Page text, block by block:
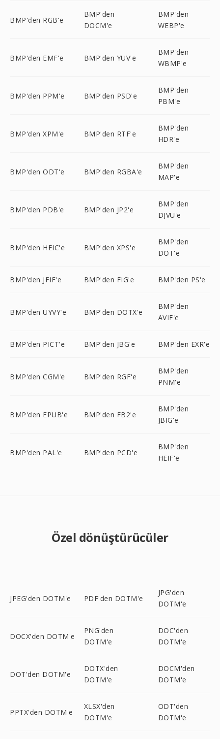
BMP'den RGB'e
BMP'den
DOCM'e
BMP'den
WEBP'e
BMP'den EMF'e BMP'den YUV'e
BMP'den
WBMP'e
BMP'den PPM'e BMP'den PSD'e
BMP'den
PBM'e
BMP'den XPM'e BMP'den RTF'e
BMP'den
HDR'e
BMP'den ODT'e BMP'den RGBA'e
BMP'den
MAP'e
BMP'den PDB'e BMP'den JP2'e
BMP'den
DJVU'e
BMP'den HEIC'e BMP'den XPS'e
BMP'den
DOT'e
BMP'den JFIF'e BMP'den FIG'e BMP'den PS'e
BMP'den UYVY'e BMP'den DOTX'e
BMP'den
AVIF'e
BMP'den PICT'e BMP'den JBG'e BMP'den EXR'e
BMP'den CGM'e BMP'den RGF'e
BMP'den
PNM'e
BMP'den EPUB'e BMP'den FB2'e
BMP'den
JBIG'e
BMP'den PAL'e BMP'den PCD'e
BMP'den
HEIF'e
Özel dönüştürücüler
JPEG'den DOTM'e PDF'den DOTM'e
JPG'den
DOTM'e
DOCX'den DOTM'e
PNG'den
DOTM'e
DOC'den
DOTM'e
DOT'den DOTM'e
DOTX'den
DOTM'e
DOCM'den
DOTM'e
PPTX'den DOTM'e
XLSX'den
DOTM'e
ODT'den
DOTM'e